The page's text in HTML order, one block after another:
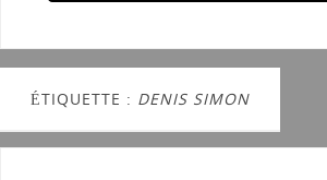
ÉTIQUETTE : DENIS SIMON